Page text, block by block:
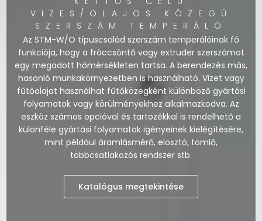
VIZES/OLAJOS KÖZEGŰ
SZERSZÁM TEMPERÁLÓ
Az STM-W/O típuscsalád szerszám temperálóinak fő
funkciója, hogy a fröccsöntő vagy extruder szerszámot
egy megadott hőmérsékleten tartsa. A berendezés más,
hasonló munkakörnyezetben is használható. Vizet vagy
fűtőolajat használhat fűtőközegként különböző gyártási
folyamatok vagy körülményekhez alkalmazkodva. Az
eszköz számos opcióval és tartozékkal is rendelhető a
különféle gyártási folyamatok igényeinek kielégítésére,
mint például áramlásmérő, elosztó, tömlő,
többcsatlakozós rendszer stb.
Katalógus megtekintése